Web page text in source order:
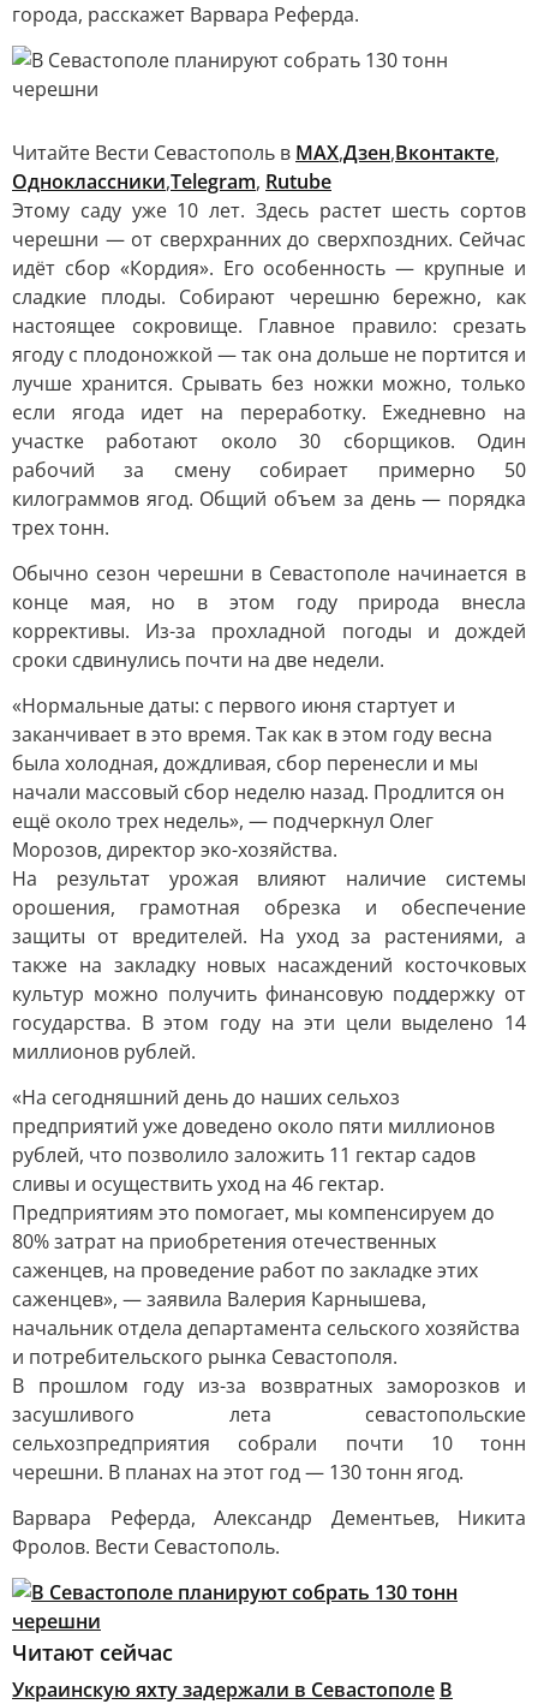
города, расскажет Варвара Реферда.
Читайте Вести Севастополь в MAX,Дзен,Вконтакте,
Одноклассники,Telegram, Rutube
Этому саду уже 10 лет. Здесь растет шесть сортов
черешни — от сверхранних до сверхпоздних. Сейчас
идёт сбор «Кордия». Его особенность — крупные и
сладкие плоды. Собирают черешню бережно, как
настоящее сокровище. Главное правило: срезать
ягоду с плодоножкой — так она дольше не портится и
лучше хранится. Срывать без ножки можно, только
если ягода идет на переработку. Ежедневно на
участке работают около 30 сборщиков. Один
рабочий за смену собирает примерно 50
килограммов ягод. Общий объем за день — порядка
трех тонн.
Обычно сезон черешни в Севастополе начинается в
конце мая, но в этом году природа внесла
коррективы. Из-за прохладной погоды и дождей
сроки сдвинулись почти на две недели.
«Нормальные даты: с первого июня стартует и
заканчивает в это время. Так как в этом году весна
была холодная, дождливая, сбор перенесли и мы
начали массовый сбор неделю назад. Продлится он
ещё около трех недель», — подчеркнул Олег
Морозов, директор эко-хозяйства.
На результат урожая влияют наличие системы
орошения, грамотная обрезка и обеспечение
защиты от вредителей. На уход за растениями, а
также на закладку новых насаждений косточковых
культур можно получить финансовую поддержку от
государства. В этом году на эти цели выделено 14
миллионов рублей.
«На сегодняшний день до наших сельхоз
предприятий уже доведено около пяти миллионов
рублей, что позволило заложить 11 гектар садов
сливы и осуществить уход на 46 гектар.
Предприятиям это помогает, мы компенсируем до
80% затрат на приобретения отечественных
саженцев, на проведение работ по закладке этих
саженцев», — заявила Валерия Карнышева,
начальник отдела департамента сельского хозяйства
и потребительского рынка Севастополя.
В прошлом году из-за возвратных заморозков и
засушливого лета севастопольские
сельхозпредприятия собрали почти 10 тонн
черешни. В планах на этот год — 130 тонн ягод.
Варвара Реферда, Александр Дементьев, Никита
Фролов. Вести Севастополь.
Читают сейчас
Украинскую яхту задержали в Севастополе В